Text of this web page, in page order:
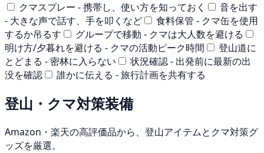
クマスプレー - 携帯し、使い方を知っておく
音を出す
- 大きな声で話す、手を叩くなど
食料保管 - クマ缶を使用
するか吊るす
グループで移動 - クマは大人数を避ける
明け方/夕暮れを避ける - クマの活動ピーク時間
登山道に
とどまる - 密林に入らない
状況確認 - 出発前に最新の出
没を確認
誰かに伝える - 旅行計画を共有する
登山・クマ対策装備
Amazon・楽天の高評価品から、登山アイテムとクマ対策グ
ッズを厳選。